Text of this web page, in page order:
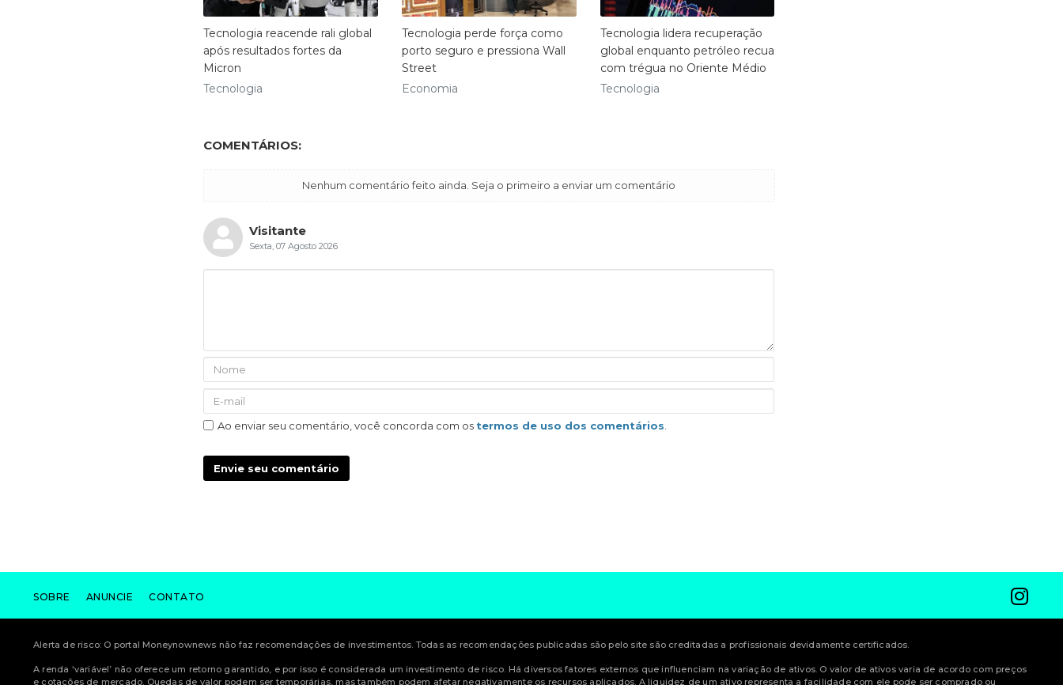
Tecnologia reacende rali global
após resultados fortes da
Micron
Tecnologia
Tecnologia perde força como
porto seguro e pressiona Wall
Street
Economia
Tecnologia lidera recuperação
global enquanto petróleo recua
com trégua no Oriente Médio
Tecnologia
COMENTÁRIOS:
Nenhum comentário feito ainda. Seja o primeiro a enviar um comentário
Visitante
Sexta, 07 Agosto 2026
Ao enviar seu comentário, você concorda com os termos de uso dos comentários.
Envie seu comentário
SOBRE ANUNCIE CONTATO
Alerta de risco: O portal Moneynownews não faz recomendações de investimentos. Todas as recomendações publicadas são pelo site são creditadas a profissionais devidamente certificados.
A renda ‘variável’ não oferece um retorno garantido, e por isso é considerada um investimento de risco. Há diversos fatores externos que influenciam na variação de ativos. O valor de ativos varia de acordo com preços
e cotações de mercado. Quedas de valor podem ser temporárias, mas também podem afetar negativamente os recursos aplicados. A liquidez de um ativo representa a facilidade com ele pode ser comprado ou